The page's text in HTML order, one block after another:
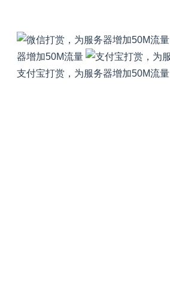
器增加50M流量
支付宝打赏，为服务器增加50M流量